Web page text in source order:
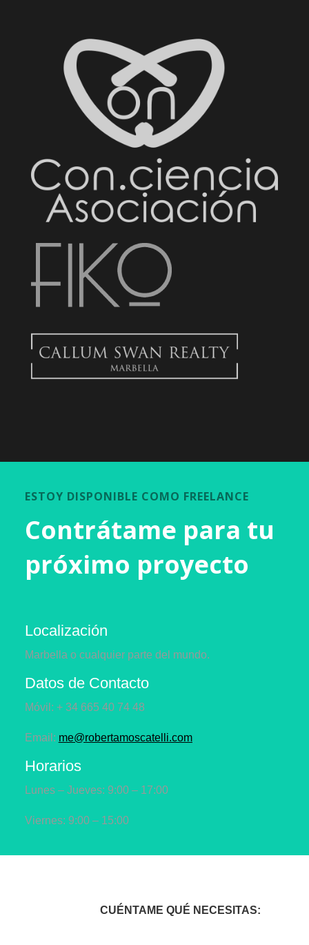
ESTOY DISPONIBLE COMO FREELANCE
Contrátame para tu
próximo proyecto
Localización
Marbella o cualquier parte del mundo.
Datos de Contacto
Móvil: + 34 665 40 74 48
Email: me@robertamoscatelli.com
Horarios
Lunes – Jueves: 9:00 – 17:00
Viernes: 9:00 – 15:00
CUÉNTAME QUÉ NECESITAS: